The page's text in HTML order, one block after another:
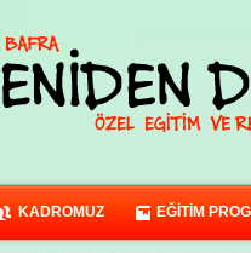
KADROMUZ EĞİTİM